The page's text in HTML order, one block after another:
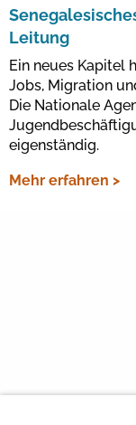
Leitung
Ein neues Kapitel
Jobs, Migration
Die Nationale
eigenständig.
Mehr erfahren >